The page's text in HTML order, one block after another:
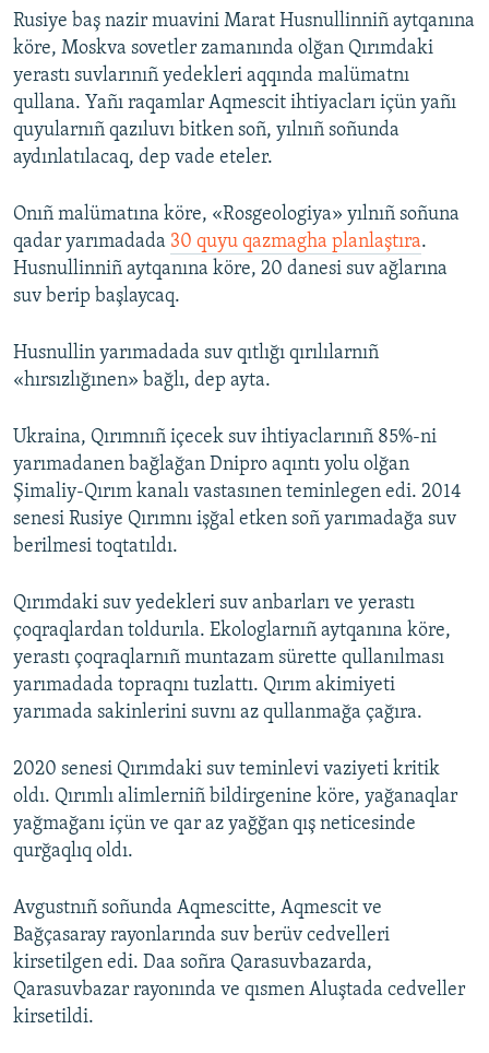
Rusiye baş nazir muavini Marat Husnullinniñ aytqanına
köre, Moskva sovetler zamanında olğan Qırımdaki
yerastı suvlarınıñ yedekleri aqqında malümatnı
qullana. Yañı raqamlar Aqmescit ihtiyacları içün yañı
quyularnıñ qazıluvı bitken soñ, yılnıñ soñunda
aydınlatılacaq, dep vade eteler.
Onıñ malümatına köre, «Rosgeologiya» yılnıñ soñuna
qadar yarımadada 30 quyu qazmagha planlaştıra.
Husnullinniñ aytqanına köre, 20 danesi suv ağlarına
suv berip başlaycaq.
Husnullin yarımadada suv qıtlığı qırılılarnıñ
«hırsızlığınen» bağlı, dep ayta.
Ukraina, Qırımnıñ içecek suv ihtiyaclarınıñ 85%-ni
yarımadanen bağlağan Dnipro aqıntı yolu olğan
Şimaliy-Qırım kanalı vastasınen teminlegen edi. 2014
senesi Rusiye Qırımnı işğal etken soñ yarımadağa suv
berilmesi toqtatıldı.
Qırımdaki suv yedekleri suv anbarları ve yerastı
çoqraqlardan toldurıla. Ekologlarnıñ aytqanına köre,
yerastı çoqraqlarnıñ muntazam sürette qullanılması
yarımadada topraqnı tuzlattı. Qırım akimiyeti
yarımada sakinlerini suvnı az qullanmağa çağıra.
2020 senesi Qırımdaki suv teminlevi vaziyeti kritik
oldı. Qırımlı alimlerniñ bildirgenine köre, yağanaqlar
yağmağanı içün ve qar az yağğan qış neticesinde
qurğaqlıq oldı.
Avgustnıñ soñunda Aqmescitte, Aqmescit ve
Bağçasaray rayonlarında suv berüv cedvelleri
kirsetilgen edi. Daa soñra Qarasuvbazarda,
Qarasuvbazar rayonında ve qısmen Aluştada cedveller
kirsetildi.